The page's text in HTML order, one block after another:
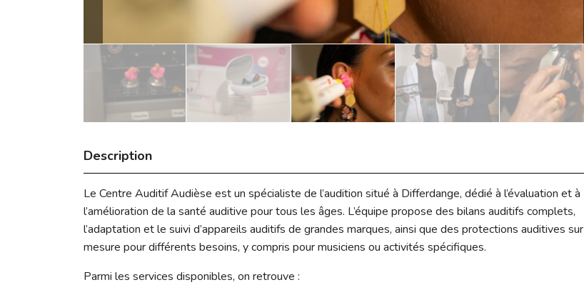
Description
Le Centre Auditif Audièse est un spécialiste de l’audition situé à Differdange, dédié à l’évaluation et à
l’amélioration de la santé auditive pour tous les âges. L’équipe propose des bilans auditifs complets,
l’adaptation et le suivi d’appareils auditifs de grandes marques, ainsi que des protections auditives sur
mesure pour différents besoins, y compris pour musiciens ou activités spécifiques.
Parmi les services disponibles, on retrouve :